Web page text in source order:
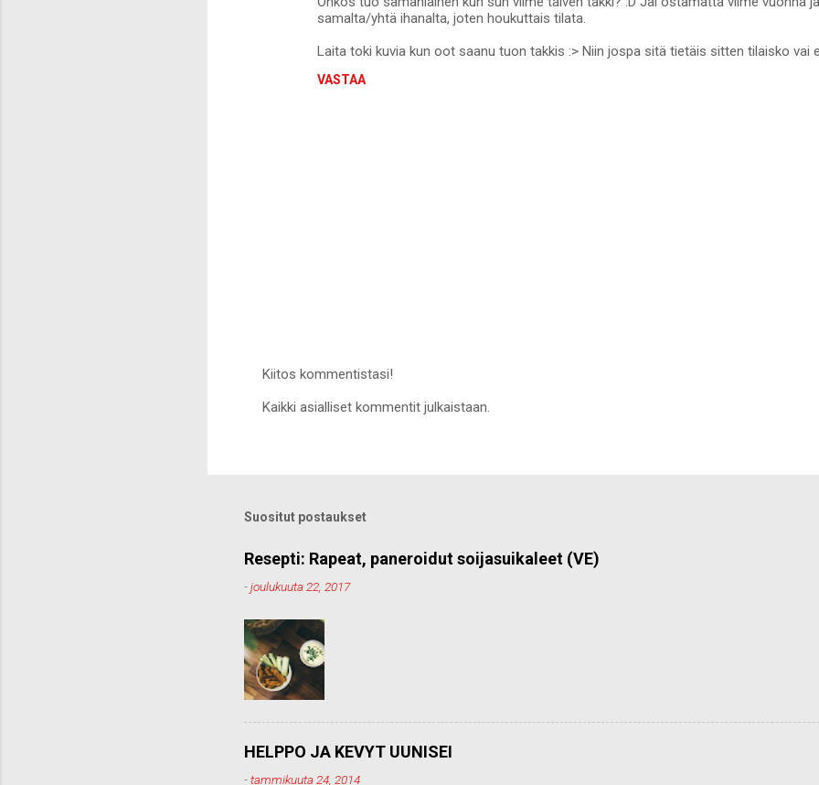
samalta/yhtä ihanalta, joten houkuttais tilata.
Laita toki kuvia kun oot saanu tuon takkis :> Niin jospa sitä tietäis sitten tilaisko vai
VASTAA
ä
m
e
t
i
Kiitos kommentistasi!
Kaikki asialliset kommentit julkaistaan.
Suositut postaukset
Resepti: Rapeat, paneroidut soijasuikaleet (VE)
-joulukuuta 22, 2017
HELPPO JA KEVYT UUNISEI
-tammikuuta 24, 2014